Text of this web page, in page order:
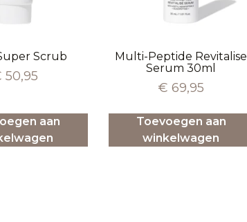
Scrub
50,95
aan
Multi-Peptide Revitalise
Serum 30ml
€ 69,95
Toevoegen aan
winkelwagen